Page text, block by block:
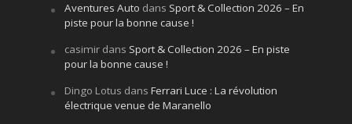
Aventures Auto dans Sport & Collection 2026 – En
piste pour la bonne cause !
casimirdans Sport & Collection 2026 – En piste
pour la bonne cause !
Dingo Lotus dans Ferrari Luce : La révolution
électrique venue de Maranello